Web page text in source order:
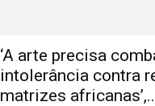
‘A arte precisa
intolerância contra
matrizes